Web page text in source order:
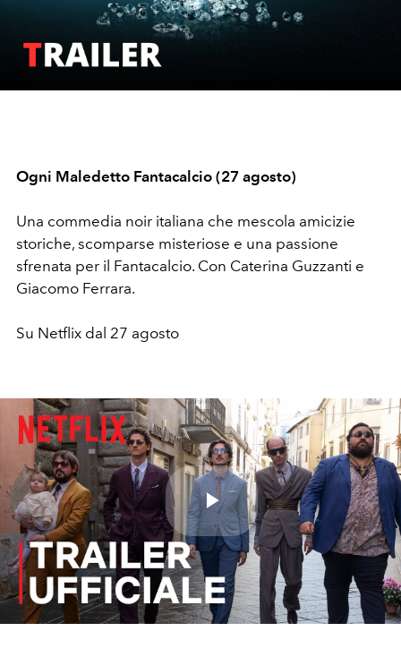
Ogni Maledetto Fantacalcio (27 agosto)
Una commedia noir italiana che mescola amicizie
storiche, scomparse misteriose e una passione
sfrenata per il Fantacalcio. Con Caterina Guzzanti e
Giacomo Ferrara.
Su Netflix dal 27 agosto
Play
Video